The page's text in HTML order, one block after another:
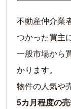
不動産仲介業
つかった買主
一般市場から
かります。
物件の人気や
5カ月程度の